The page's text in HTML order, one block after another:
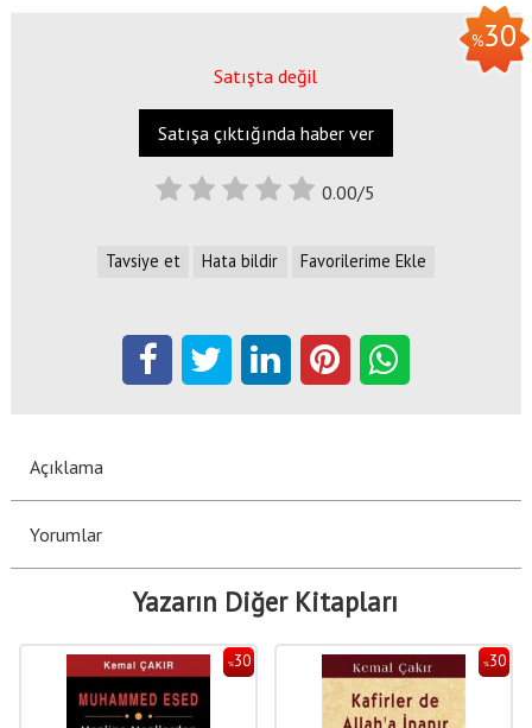
%30
Satışta değil
Satışa çıktığında haber ver
0.00/5
Tavsiye et Hata bildir Favorilerime Ekle
Açıklama
Yorumlar
Yazarın Diğer Kitapları
%30 %30